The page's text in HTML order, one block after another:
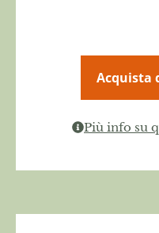
Acquista
Più info su